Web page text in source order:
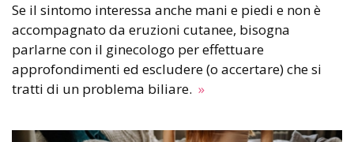
Se il sintomo interessa anche mani e piedi e non è
accompagnato da eruzioni cutanee, bisogna
parlarne con il ginecologo per effettuare
approfondimenti ed escludere (o accertare) che si
tratti di un problema biliare. »